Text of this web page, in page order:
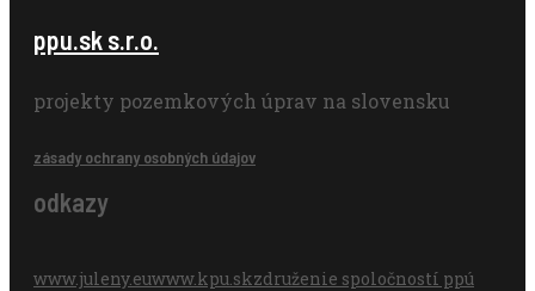
ppu.sk s.r.o.
projekty pozemkových úprav na slovensku
zásady ochrany osobných údajov
odkazy
www.juleny.euwww.kpu.skzdruženie spoločností ppú